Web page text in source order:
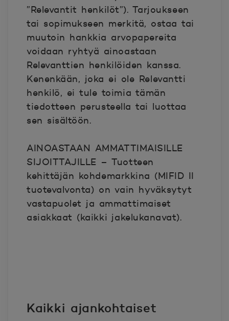
”Relevantit henkilöt”). Tarjoukseen
tai sopimukseen merkitä, ostaa tai
muutoin hankkia arvopapereita
voidaan ryhtyä ainoastaan
Relevanttien henkilöiden kanssa.
Kenenkään, joka ei ole Relevantti
henkilö, ei tule toimia tämän
tiedotteen perusteella tai luottaa
sen sisältöön.
AINOASTAAN AMMATTIMAISILLE
SIJOITTAJILLE – Tuotteen
kehittäjän kohdemarkkina (MIFID II
tuotevalvonta) on vain hyväksytyt
vastapuolet ja ammattimaiset
asiakkaat (kaikki jakelukanavat).
Kaikki ajankohtaiset